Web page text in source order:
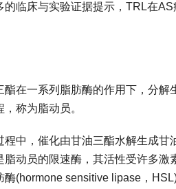
的临床与实验证据提示，TRL在
酯在一系列脂肪酶的作用下，分
称为脂动员。
程中，催化由甘油三酯水解生成甘
脂动员的限速酶，其活性受许多激
酶(hormone sensitive lipase，